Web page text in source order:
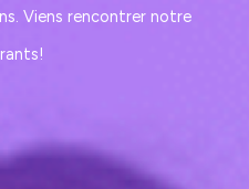
Viens rencontrer notre